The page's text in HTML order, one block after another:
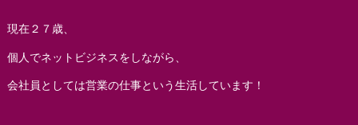
現在２７歳、
個人でネットビジネスをしながら、
会社員としては営業の仕事という生活しています！